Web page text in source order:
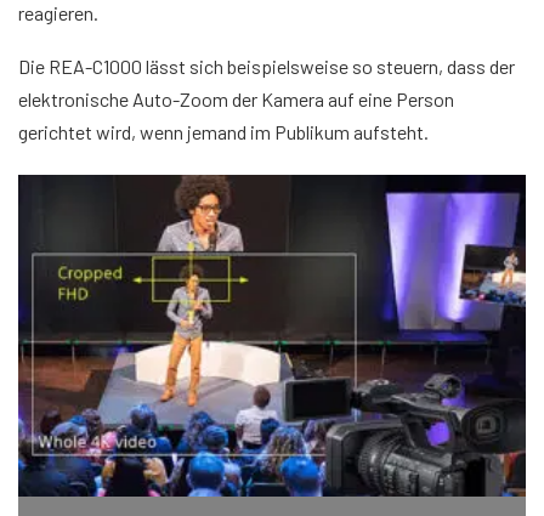
reagieren.
Die REA-C1000 lässt sich beispielsweise so steuern, dass der
elektronische Auto-Zoom der Kamera auf eine Person
gerichtet wird, wenn jemand im Publikum aufsteht.